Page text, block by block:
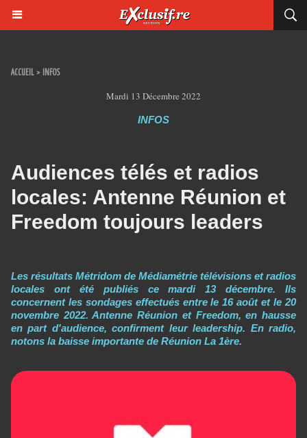
ACCUEIL > INFOS
Mardi 13 Décembre 2022
INFOS
Audiences télés et radios
locales: Antenne Réunion et
Freedom toujours leaders
Les résultats Métridom de Médiamétrie télévisions et radios
locales ont été publiés ce mardi 13 décembre. Ils
concernent les sondages effectués entre le 16 août et le 20
novembre 2022. Antenne Réunion et Freedom, en hausse
en part d'audience, confirment leur leadership. En radio,
notons la baisse importante de Réunion La 1ère.